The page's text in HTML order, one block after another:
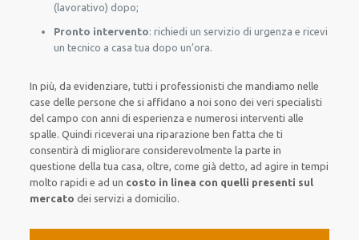
(lavorativo) dopo;
Pronto intervento: richiedi un servizio di urgenza e ricevi
un tecnico a casa tua dopo un’ora.
In più, da evidenziare, tutti i professionisti che mandiamo nelle
case delle persone che si affidano a noi sono dei veri specialisti
del campo con anni di esperienza e numerosi interventi alle
spalle. Quindi riceverai una riparazione ben fatta che ti
consentirà di migliorare considerevolmente la parte in
questione della tua casa, oltre, come già detto, ad agire in tempi
molto rapidi e ad un costo in linea con quelli presenti sul
mercato dei servizi a domicilio.